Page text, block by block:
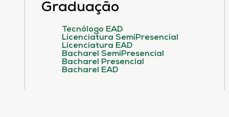
Graduação
Tecnólogo EAD
Licenciatura SemiPresencial
Licenciatura EAD
Bacharel SemiPresencial
Bacharel Presencial
Bacharel EAD